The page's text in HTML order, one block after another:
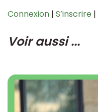
Connexion | S’inscrire |
Voir aussi ...